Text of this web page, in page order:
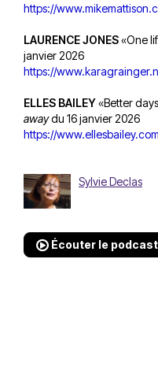
https://
LAURENCE JONES«One
janvier 2026
https://
ELLES BAILEY«Better
awaydu 16 janvier 2026
https://
Sylvie Declas
Écouter le podcast